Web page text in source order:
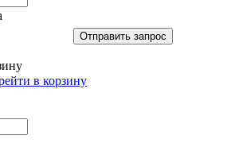
Отправить запрос
в корзину